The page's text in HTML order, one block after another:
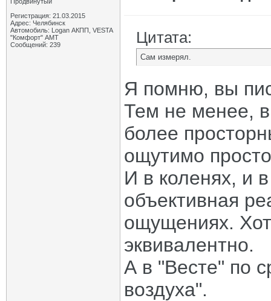
Регистрация: 21.03.2015
Адрес: Челябинск
Автомобиль: Logan АКПП, VESTA
"Комфорт" АМТ
Сообщений: 239
Цитата:
Сам измерял.
Я помню, вы
Тем не менее,
более
ощутимо
И в коленях, и
объективная
ощущениях.
эквивалентно.
А в "Весте" по
воздуха".